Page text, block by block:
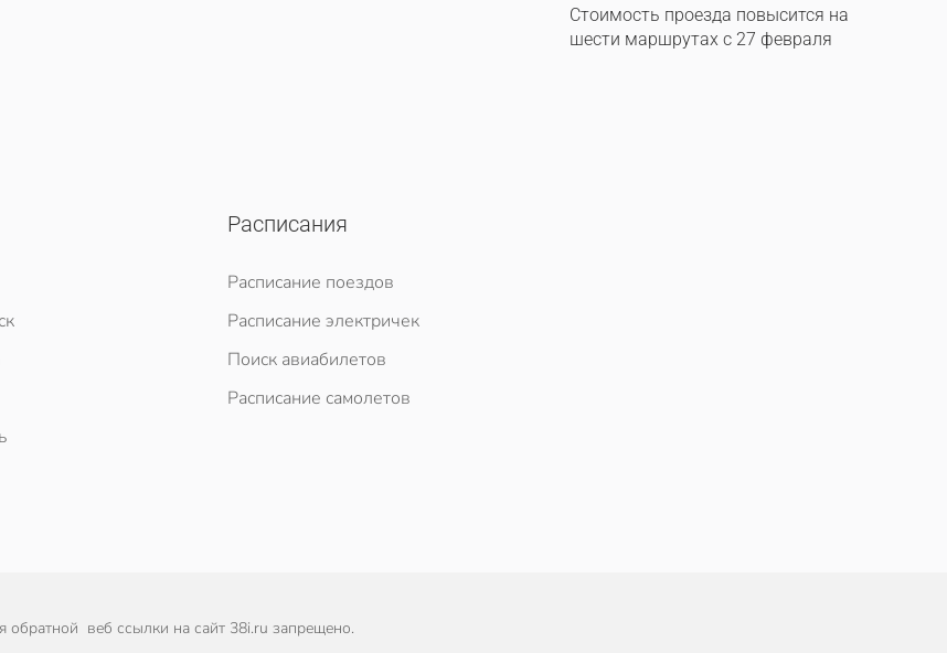
Стоимость проезда повысится на
шести маршрутах с 27 февраля
Расписания
Расписание поездов
Расписание электричек
Поиск авиабилетов
Расписание самолетов
обратной веб ссылки на сайт 38i.ru запрещено.